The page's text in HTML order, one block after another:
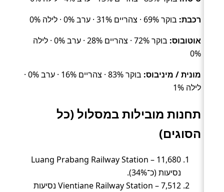
רכבת: בוקר 69% · צהריים 31% · ערב 0% · לילה 0%
אוטובוס:
בוקר 72% · צהריים 28% · ערב 0% · לילה
0%
מונית / מיניבוס:
בוקר 83% · צהריים 16% · ערב 0% ·
לילה 1%
תחנות מובילות במסלול (כל
הסוגים)
Luang Prabang Railway Station – 11,680
נסיעות (כ־34%).
Vientiane Railway Station – 7,512 נסיעות